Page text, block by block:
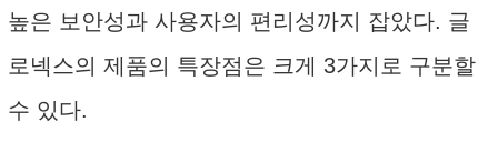
높은 보안성과 사용자의 편리성까지 잡았다. 글
로넥스의 제품의 특장점은 크게 3가지로 구분할
수 있다.